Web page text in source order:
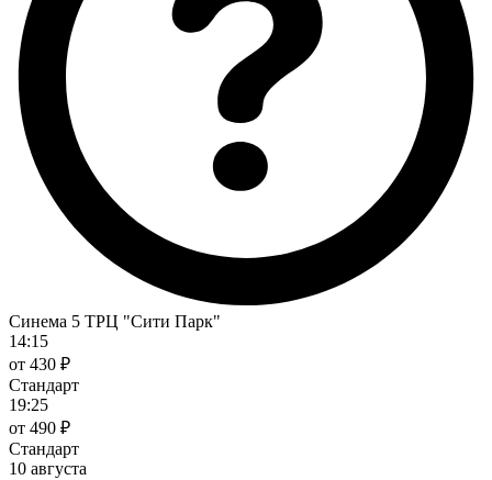
Синема 5 ТРЦ "Сити Парк"
14:15
от 430 ₽
Стандарт
19:25
от 490 ₽
Стандарт
10 августа